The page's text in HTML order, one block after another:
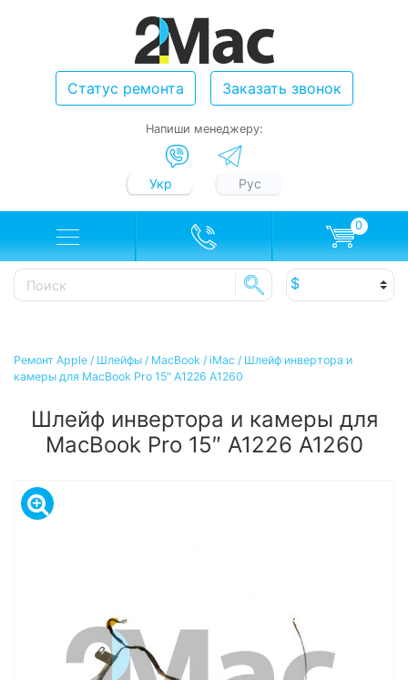
Статус ремонта Заказать звонок
Напиши менеджеру:
Укр Рус
0
Ремонт Apple / Шлейфы / MacBook / iMac / Шлейф инвертора и
камеры для MacBook Pro 15″ A1226 A1260
Шлейф инвертора и камеры для
MacBook Pro 15″ A1226 A1260